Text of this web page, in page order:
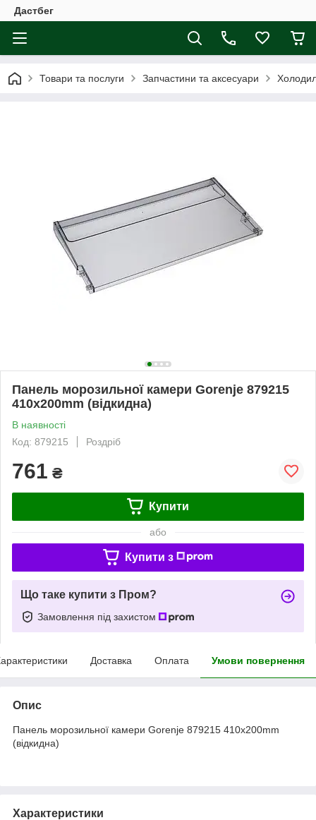
Дастбег
Товари та послуги Запчастини та аксесуари
Панель морозильної камери Gorenje 879215
410x200mm (відкидна)
В наявності
Код: 879215
Роздріб
761 ₴
Купити
або
Купити з
Що таке купити з Пром?
Замовлення під захистом
Доставка Оплата Умови повернення
Опис
Панель морозильної камери Gorenje 879215 410x200mm
(відкидна)
Характеристики